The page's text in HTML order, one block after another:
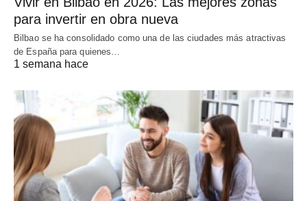
para invertir en obra nueva
Bilbao se ha consolidado como una de las ciudades más atractivas
de España para quienes…
1 semana hace